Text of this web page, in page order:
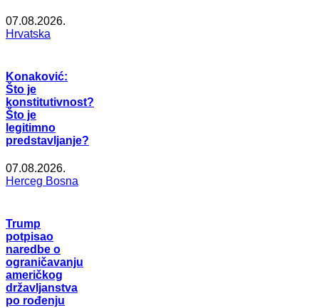
07.08.2026.
Hrvatska
Konaković:
Što je
konstitutivnost?
Što je
legitimno
predstavljanje?
07.08.2026.
Herceg Bosna
Trump
potpisao
naredbe o
ograničavanju
američkog
državljanstva
po rođenju